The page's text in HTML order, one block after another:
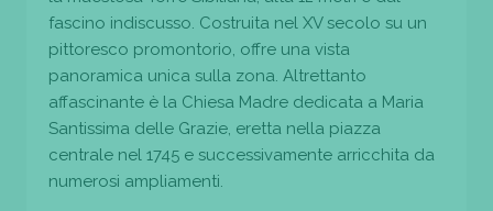
fascino indiscusso. Costruita nel XV secolo su un
pittoresco promontorio, offre una vista
panoramica unica sulla zona. Altrettanto
affascinante è la Chiesa Madre dedicata a Maria
Santissima delle Grazie, eretta nella piazza
centrale nel 1745 e successivamente arricchita da
numerosi ampliamenti.